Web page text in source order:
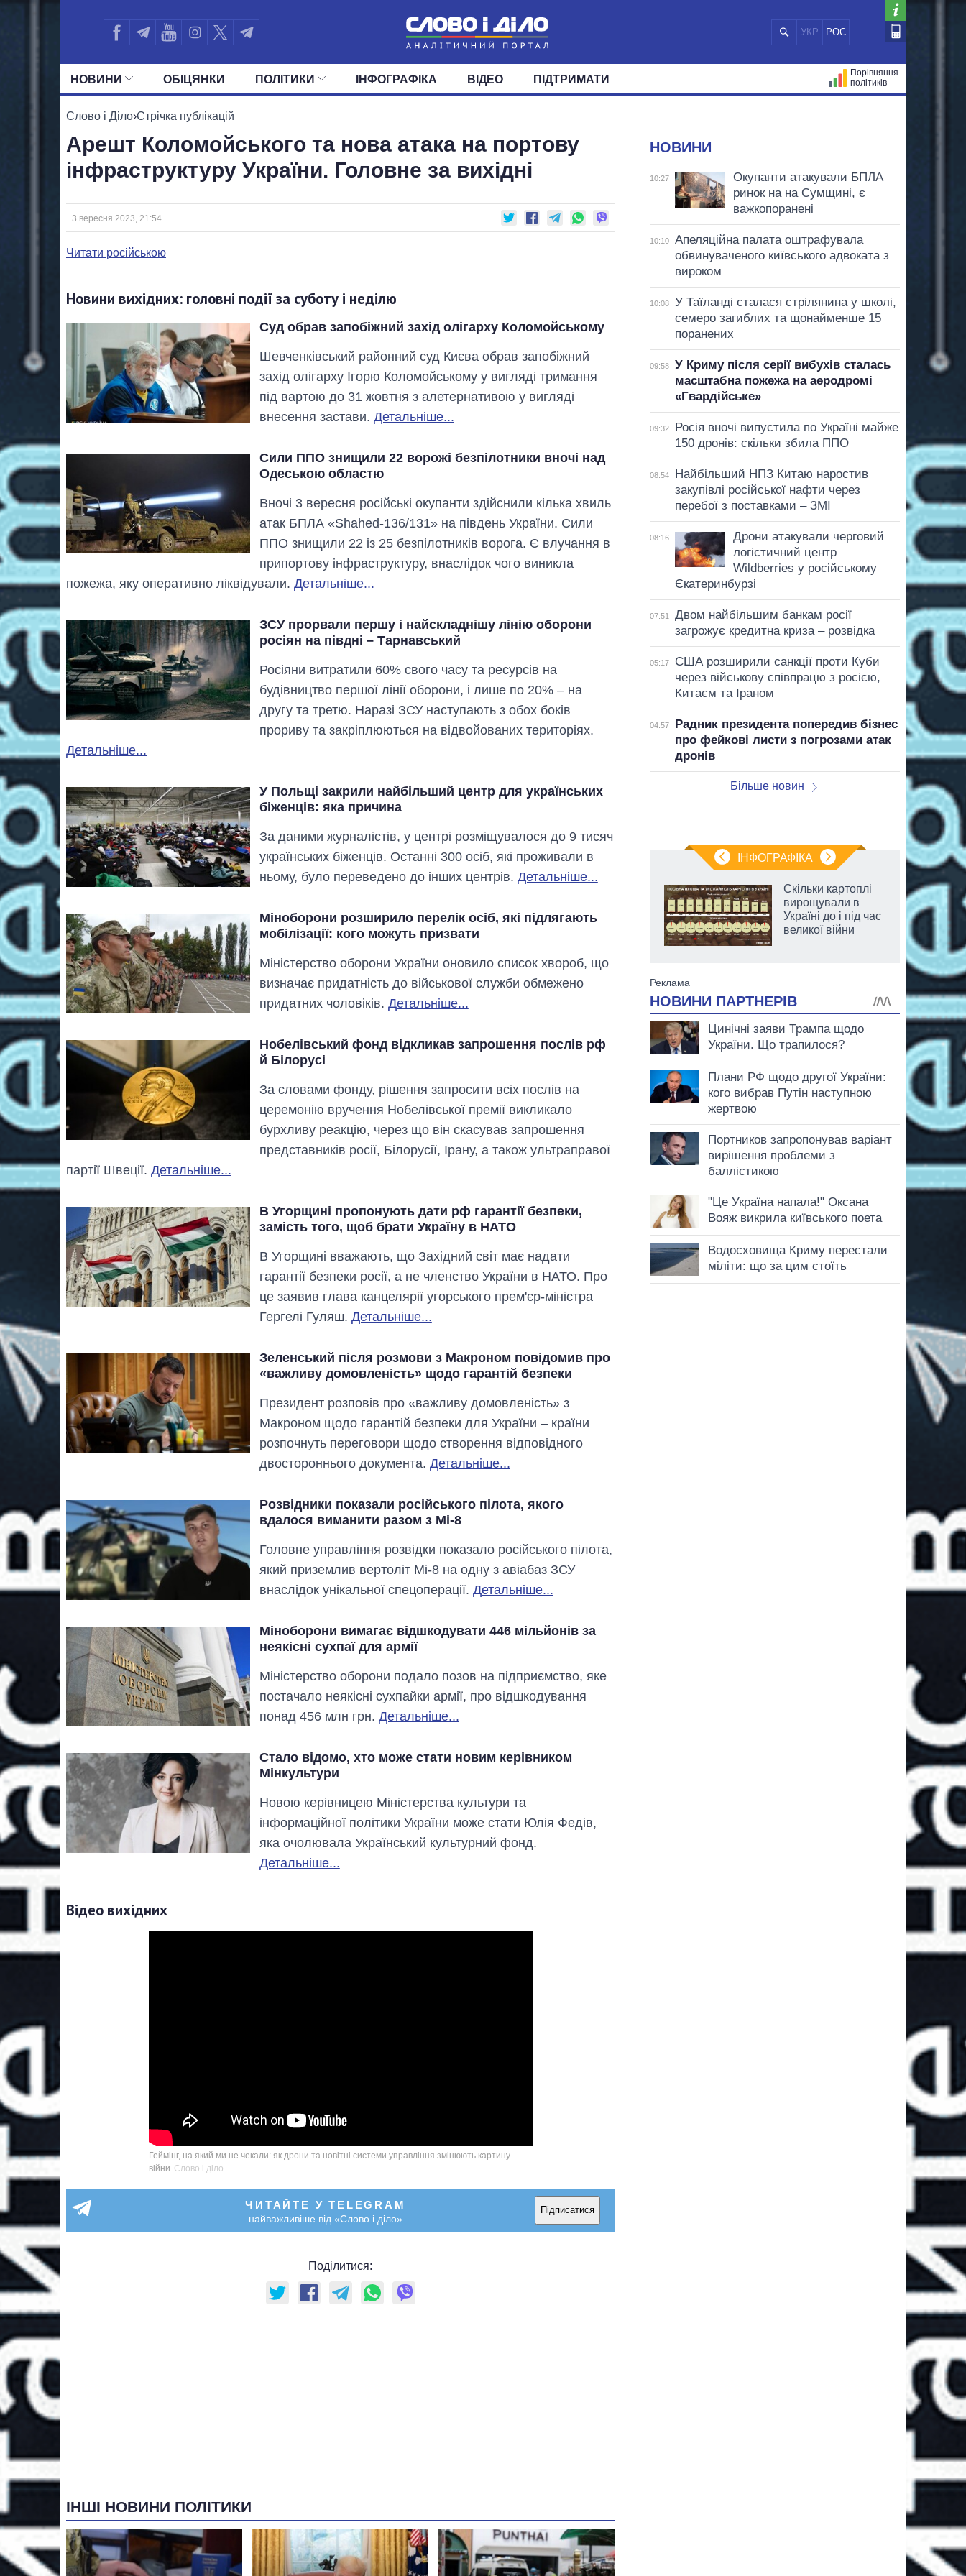
УКР РОС
НОВИНИ
ПОЛІТИКА ЕКОНОМІКА СУСПІЛЬСТВО СВІТ
ОБIЦЯНКИ ПОЛIТИКИ
УСІ ПОЛІТИКИ
ДЕПУТАТИ КОМІТЕТИ ФРАКЦІЇ ОКРУГИ
ІНФОГРАФІКА ВІДЕО ПІДТРИМАТИ
Порівняння
політиків
Слово і Діло›Стрічка публікацій
Арешт Коломойського та нова атака на портову
інфраструктуру України. Головне за вихідні
3 вересня 2023, 21:54
Читати російською
Новини вихідних: головні події за суботу і неділю
Суд обрав запобіжний захід олігарху Коломойському
Шевченківський районний суд Києва обрав запобіжний
захід олігарху Ігорю Коломойському у вигляді тримання
під вартою до 31 жовтня з алетернативою у вигляді
внесення застави. Детальніше...
Сили ППО знищили 22 ворожі безпілотники вночі над
Одеською областю
Вночі 3 вересня російські окупанти здійснили кілька хвиль
атак БПЛА «Shahed-136/131» на південь України. Сили
ППО знищили 22 із 25 безпілотників ворога. Є влучання в
припортову інфраструктуру, внаслідок чого виникла
пожежа, яку оперативно ліквідували. Детальніше...
ЗСУ прорвали першу і найскладнішу лінію оборони
росіян на півдні – Тарнавський
Росіяни витратили 60% свого часу та ресурсів на
будівництво першої лінії оборони, і лише по 20% – на
другу та третю. Наразі ЗСУ наступають з обох боків
прориву та закріплюються на відвойованих територіях.
Детальніше...
У Польщі закрили найбільший центр для українських
біженців: яка причина
За даними журналістів, у центрі розміщувалося до 9 тисяч
українських біженців. Останні 300 осіб, які проживали в
ньому, було переведено до інших центрів. Детальніше...
Міноборони розширило перелік осіб, які підлягають
мобілізації: кого можуть призвати
Міністерство оборони України оновило список хвороб, що
визначає придатність до військової служби обмежено
придатних чоловіків. Детальніше...
Нобелівський фонд відкликав запрошення послів рф
й Білорусі
За словами фонду, рішення запросити всіх послів на
церемонію вручення Нобелівської премії викликало
бурхливу реакцію, через що він скасував запрошення
представників росії, Білорусії, Ірану, а також ультраправої
партії Швеції. Детальніше...
В Угорщині пропонують дати рф гарантії безпеки,
замість того, щоб брати Україну в НАТО
В Угорщині вважають, що Західний світ має надати
гарантії безпеки росії, а не членство України в НАТО. Про
це заявив глава канцелярії угорського прем'єр-міністра
Гергелі Гуляш. Детальніше...
Зеленський після розмови з Макроном повідомив про
«важливу домовленість» щодо гарантій безпеки
Президент розповів про «важливу домовленість» з
Макроном щодо гарантій безпеки для України – країни
розпочнуть переговори щодо створення відповідного
двостороннього документа. Детальніше...
Розвідники показали російського пілота, якого
вдалося виманити разом з Мі-8
Головне управління розвідки показало російського пілота,
який приземлив вертоліт Мі-8 на одну з авіабаз ЗСУ
внаслідок унікальної спецоперації. Детальніше...
Міноборони вимагає відшкодувати 446 мільйонів за
неякісні сухпаї для армії
Міністерство оборони подало позов на підприємство, яке
постачало неякісні сухпайки армії, про відшкодування
понад 456 млн грн. Детальніше...
Стало відомо, хто може стати новим керівником
Мінкультури
Новою керівницею Міністерства культури та
інформаційної політики України може стати Юлія Федів,
яка очолювала Український культурний фонд.
Детальніше...
Відео вихідних
Геймінг, на який ми не чекали: як дрони та новітні системи управління змінюють картину
війни Слово і діло
ЧИТАЙТЕ У TELEGRAM
найважливіше від «Слово і діло»
Підписатися
Поділитися:
ІНШІ НОВИНИ ПОЛІТИКИ
НОВИНИ
10:27
Окупанти атакували БПЛА
ринок на на Сумщині, є
важкопоранені
10:10
Апеляційна палата оштрафувала
обвинуваченого київського адвоката з
вироком
10:08
У Таїланді сталася стрілянина у школі,
семеро загиблих та щонайменше 15
поранених
09:58
У Криму після серії вибухів сталась
масштабна пожежа на аеродромі
«Гвардійське»
09:32
Росія вночі випустила по Україні майже
150 дронів: скільки збила ППО
08:54
Найбільший НПЗ Китаю наростив
закупівлі російської нафти через
перебої з поставками – ЗМІ
08:16
Дрони атакували черговий
логістичний центр
Wildberries у російському
Єкатеринбурзі
07:51
Двом найбільшим банкам росії
загрожує кредитна криза – розвідка
05:17
США розширили санкції проти Куби
через військову співпрацю з росією,
Китаєм та Іраном
04:57
Радник президента попередив бізнес
про фейкові листи з погрозами атак
дронів
Більше новин
ІНФОГРАФІКА
за літо: Київ та
Скільки картоплі
вирощували в
Україні до і під час
великої війни